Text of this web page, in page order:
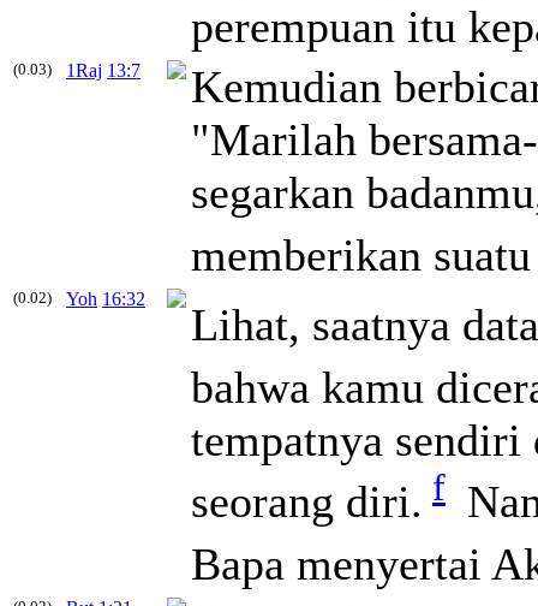
perempuan itu
(0.03) 1Raj 13:7
Kemudian
"Marilah
segarkan
memberikan
(0.02) Yoh 16:32
Lihat, saatnya
bahwa kamu
tempatnya
seorang diri. f
Bapa menyertai